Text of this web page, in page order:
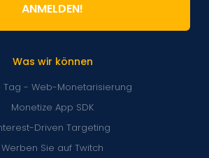
Was wir können
Tag - Web-Monetarisierung
Monetize App SDK
Driven Targeting
Werben Sie auf Twitch
ANMELDEN!